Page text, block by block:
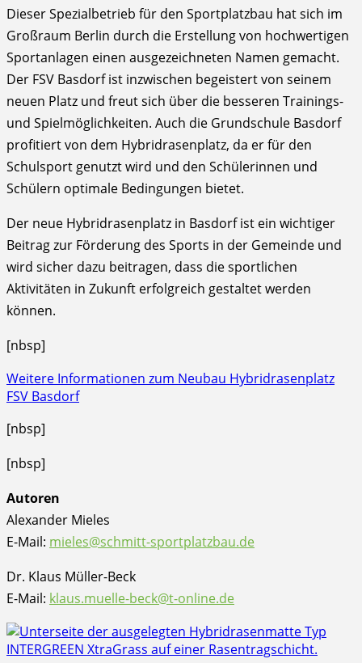
Dieser Spezialbetrieb für den Sportplatzbau hat sich im
Großraum Berlin durch die Erstellung von hochwertigen
Sportanlagen einen ausgezeichneten Namen gemacht.
Der FSV Basdorf ist inzwischen begeistert von seinem
neuen Platz und freut sich über die besseren Trainings-
und Spielmöglichkeiten. Auch die Grundschule Basdorf
profitiert von dem Hybridrasenplatz, da er für den
Schulsport genutzt wird und den Schülerinnen und
Schülern optimale Bedingungen bietet.
Der neue Hybridrasenplatz in Basdorf ist ein wichtiger
Beitrag zur Förderung des Sports in der Gemeinde und
wird sicher dazu beitragen, dass die sportlichen
Aktivitäten in Zukunft erfolgreich gestaltet werden
können.
[nbsp]
Weitere Informationen zum Neubau Hybridrasenplatz
FSV Basdorf
[nbsp]
[nbsp]
Autoren
Alexander Mieles
E-Mail: mieles@schmitt-sportplatzbau.de
Dr. Klaus Müller-Beck
E-Mail: klaus.muelle-beck@t-online.de